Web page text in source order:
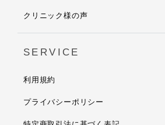
クリニック様の声
SERVICE
利用規約
プライバシーポリシー